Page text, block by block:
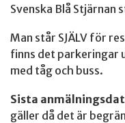
Svenska Blå Stjärnan
Man står SJÄLV för
finns det parkeringar
med tåg och buss.
Sista
gäller då det är